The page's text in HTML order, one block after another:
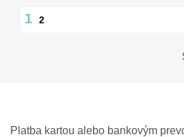
1 2
Platba kartou alebo bankovým